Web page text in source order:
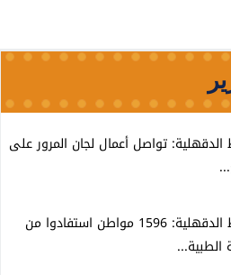
تواصل أعمال لجان المرور على
محافظ الدقهلية: 1596 مواطن استفادوا من
الطبية...